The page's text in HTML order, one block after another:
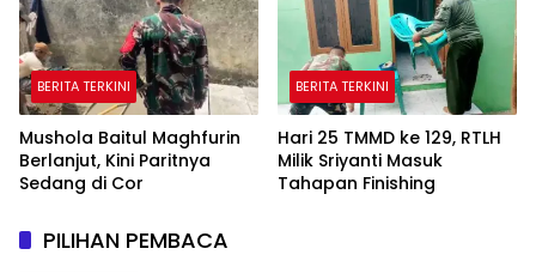
BERITA TERKINI
Mushola Baitul Maghfurin
Berlanjut, Kini Paritnya
Sedang di Cor
BERITA TERKINI
Hari 25 TMMD ke 129, RTLH
Milik Sriyanti Masuk
Tahapan Finishing
PILIHAN PEMBACA